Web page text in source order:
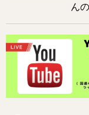
ん